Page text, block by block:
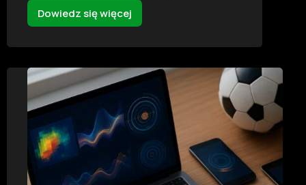
Dowiedz się więcej
Jak
rating
po
meczu,
kontuzji,
zmianie
trenera
lub
rotacji
składu